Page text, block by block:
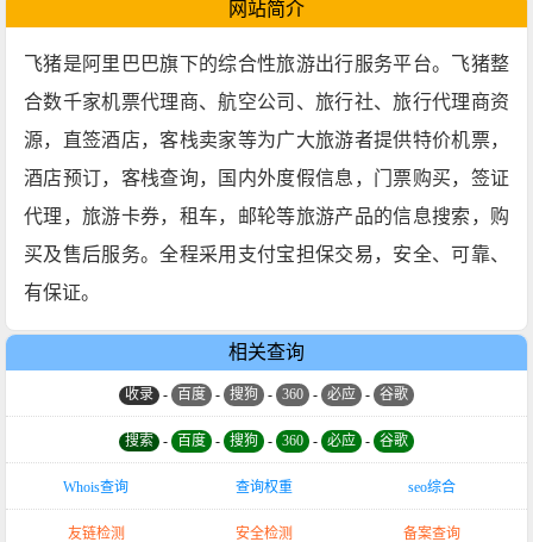
网站简介
飞猪是阿里巴巴旗下的综合性旅游出行服务平台。飞猪整
合数千家机票代理商、航空公司、旅行社、旅行代理商资
源，直签酒店，客栈卖家等为广大旅游者提供特价机票，
酒店预订，客栈查询，国内外度假信息，门票购买，签证
代理，旅游卡券，租车，邮轮等旅游产品的信息搜索，购
买及售后服务。全程采用支付宝担保交易，安全、可靠、
有保证。
相关查询
收录 - 百度 - 搜狗 - 360 - 必应 - 谷歌
搜索 - 百度 - 搜狗 - 360 - 必应 - 谷歌
Whois查询 查询权重 seo综合
友链检测 安全检测 备案查询